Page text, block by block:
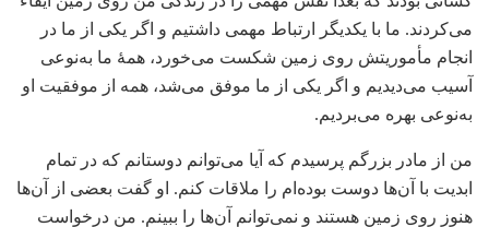
می‌کردند. ما با یکدیگر ارتباط مهمی داشتیم و اگر یکی از ما در
انجام مأموریتش روی زمین شکست می‌خورد، همۀ ما به‌نوعی
آسیب می‌دیدیم و اگر یکی از ما موفق می‌شد، همه از موفقیت او
به‌نوعی بهره می‌بردیم.
من از مادر بزرگم پرسیدم که آیا می‌توانم دوستانم که در تمام
ابدیت با آن‌ها دوست بوده‌ام را ملاقات کنم. او گفت بعضی از آن‌ها
هنوز روی زمین هستند و نمی‌توانم آن‌ها را ببینم. من درخواست